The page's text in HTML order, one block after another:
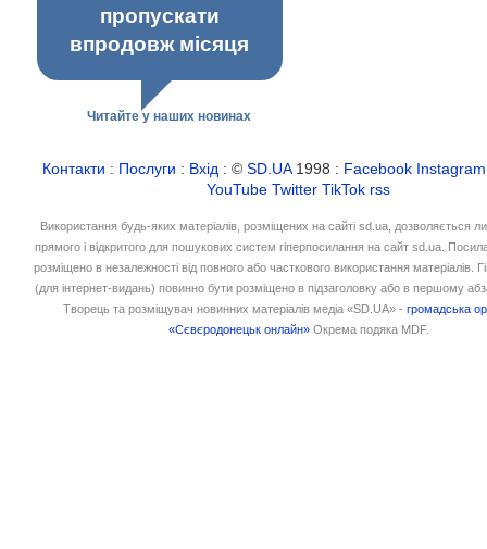
пропускати
впродовж місяця
Читайте у наших новинах
Контакти : Послуги : Вхід : ©SD.UA1998 : Facebook Instagram
YouTube Twitter TikTok rss
Використання будь-яких матеріалів, розміщених на сайті sd.ua, дозволяється
прямого і відкритого для пошукових систем гіперпосилання на сайт sd.ua.
розміщено в незалежності від повного або часткового використання матеріалів.
(для інтернет-видань) повинно бути розміщено в підзаголовку або в першому
Творець та розміщувач новинних матеріалів медіа «SD.UA» -громадська
«Сєвєродонецьк онлайн» Окрема подяка MDF.